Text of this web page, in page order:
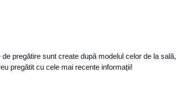
pregătire sunt create după modelul celor de la sală,
pregătit cu cele mai recente informații!